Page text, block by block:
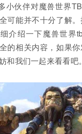
小伙伴对魔兽世界
可能并不十分了解
介绍一下魔兽世界
的相关内容，如果
和我们一起来看看吧。